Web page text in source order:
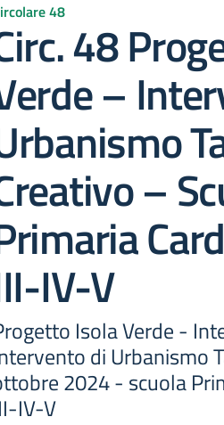
48
48
–
–
IV-V
Isola Verde -
di Urbanismo
2024 - scuola
IV-V